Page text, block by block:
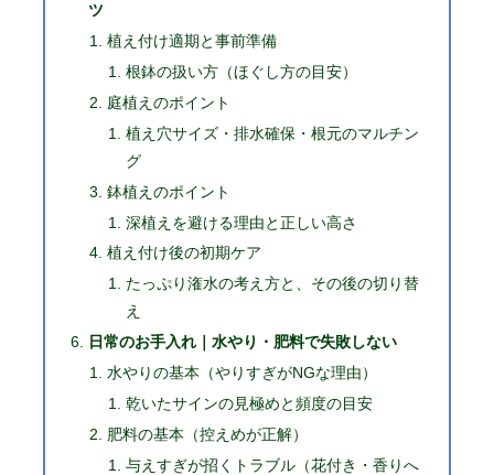
ツ
植え付け適期と事前準備
根鉢の扱い方（ほぐし方の目安）
庭植えのポイント
植え穴サイズ・排水確保・根元のマルチン
グ
鉢植えのポイント
深植えを避ける理由と正しい高さ
植え付け後の初期ケア
たっぷり潅水の考え方と、その後の切り替
え
日常のお手入れ｜水やり・肥料で失敗しない
水やりの基本（やりすぎがNGな理由）
乾いたサインの見極めと頻度の目安
肥料の基本（控えめが正解）
与えすぎが招くトラブル（花付き・香りへ